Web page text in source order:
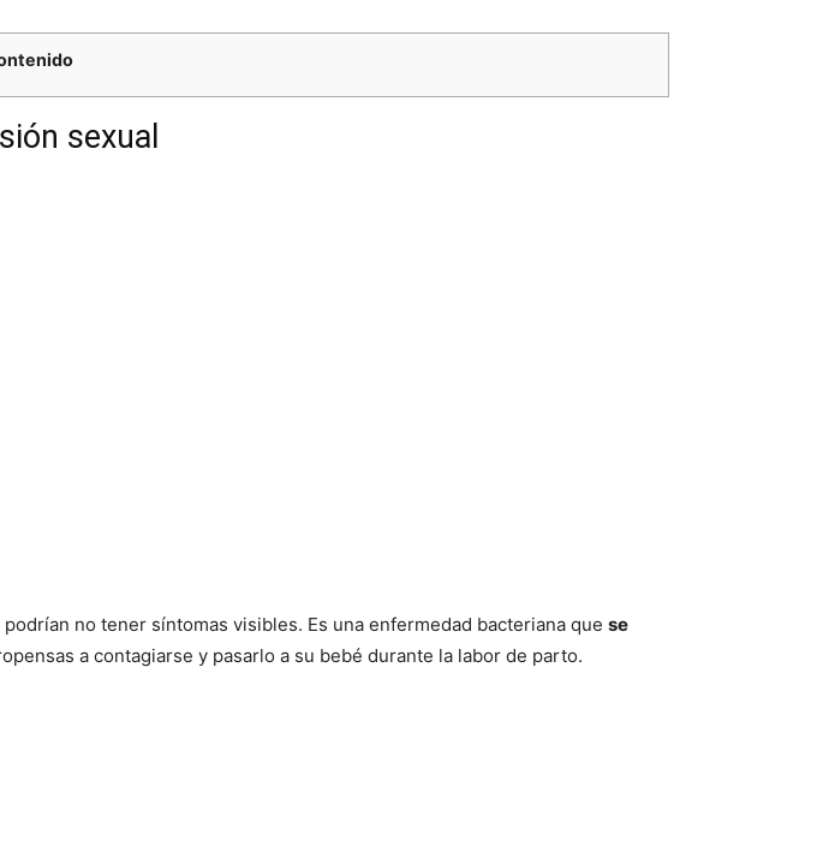
sexual
no tener síntomas visibles. Es una enfermedad bacteriana que se
a contagiarse y pasarlo a su bebé durante la labor de parto.